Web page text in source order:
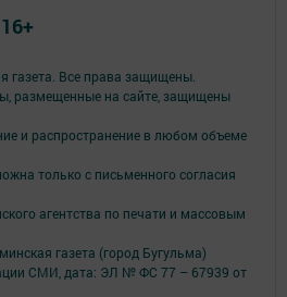
газета. Все права защищены.
размещенные на сайте, защищены
и распространение в любом объеме
только с письменного согласия
агентства по печати и массовым
газета (город Бугульма)
СМИ, дата: ЭЛ № ФС 77 – 67939 от
16+